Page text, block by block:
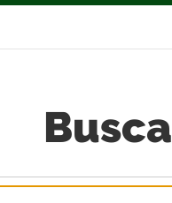
Busca